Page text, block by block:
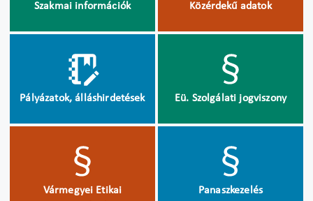
Szakmai információk Közérdekű adatok
Pályázatok, álláshirdetések Eü. Szolgálati jogviszony
Vármegyei Etikai
Panaszkezelés